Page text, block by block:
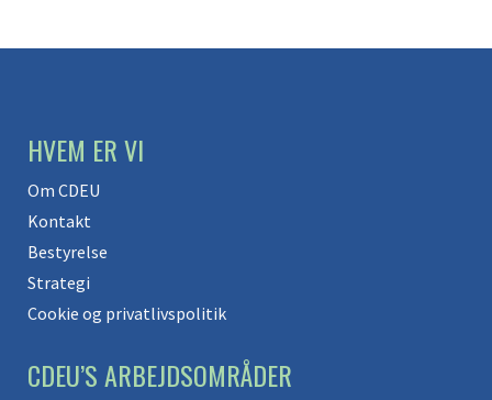
HVEM ER VI
Om CDEU
Kontakt
Bestyrelse
Strategi
Cookie og privatlivspolitik
CDEU’S ARBEJDSOMRÅDER